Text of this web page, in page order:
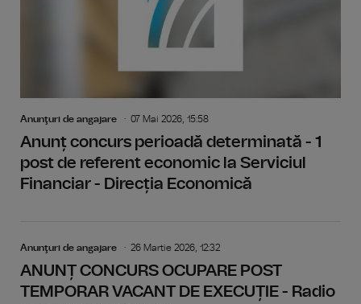
Anunţuri de angajare 07 Mai 2026, 15:58
Anunț concurs perioadă determinată - 1
post de referent economic la Serviciul
Financiar - Direcția Economică
Anunţuri de angajare 26 Martie 2026, 12:32
ANUNȚ CONCURS OCUPARE POST
TEMPORAR VACANT DE EXECUȚIE - Radio